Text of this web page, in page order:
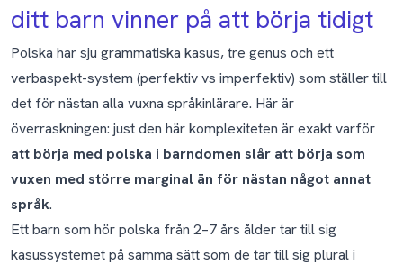
ditt barn vinner på att börja tidigt
Polska har sju grammatiska kasus, tre genus och ett
verbaspekt-system (perfektiv vs imperfektiv) som ställer till
det för nästan alla vuxna språkinlärare. Här är
överraskningen: just den här komplexiteten är exakt varför
att börja med polska i barndomen slår att börja som
vuxen med större marginal än för nästan något annat
språk.
Ett barn som hör polska från 2–7 års ålder tar till sig
kasussystemet på samma sätt som de tar till sig plural i